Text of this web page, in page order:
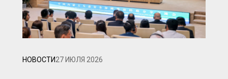
НОВОСТИ27 ИЮЛЯ 2026